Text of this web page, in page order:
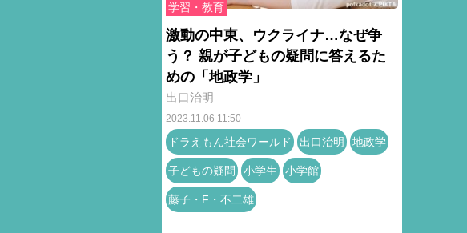
学習・教育
激動の中東、ウクライナ…なぜ争
う？ 親が子どもの疑問に答えるた
めの「地政学」
出口治明
2023.11.06 11:50
ドラえもん社会ワールド 出口治明 地政学
子どもの疑問 小学生 小学館
藤子・F・不二雄